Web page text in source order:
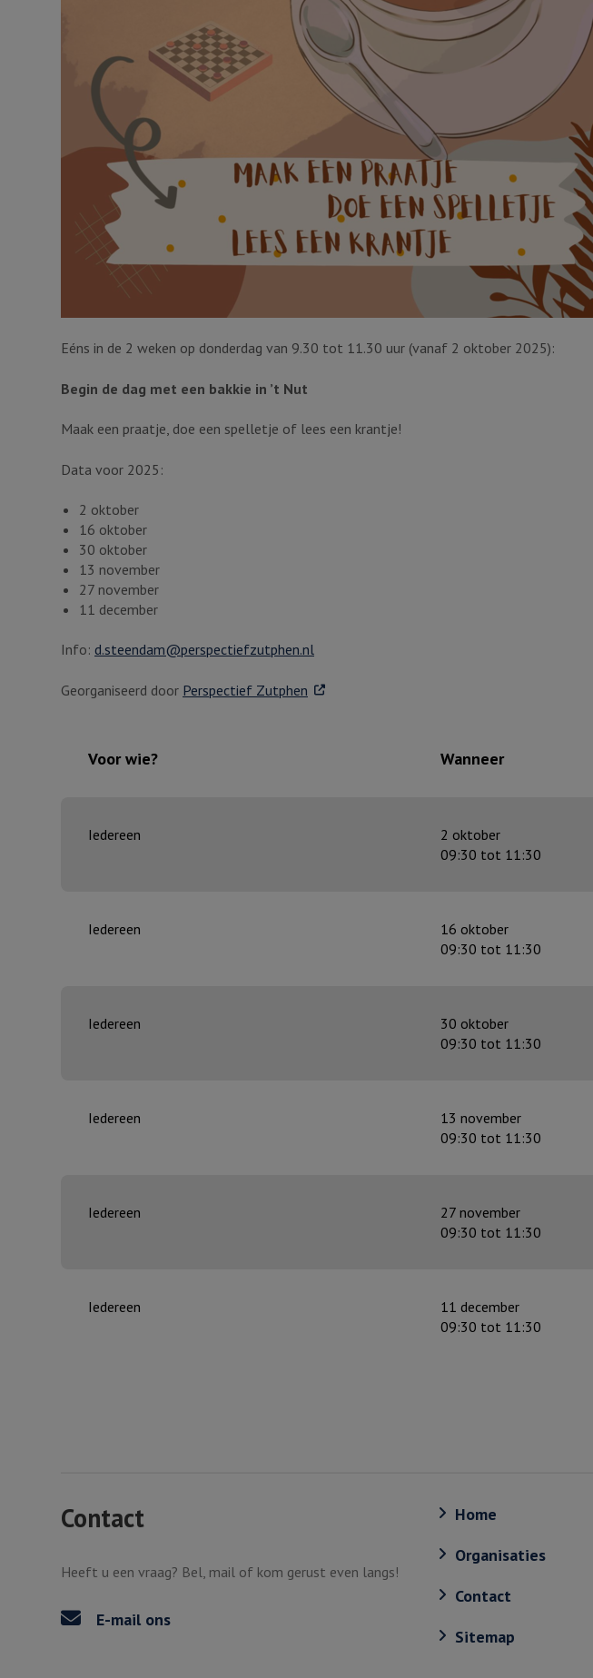
Eéns in de 2 weken op donderdag van 9.30 tot 11.30 uur (vanaf 2 oktober 2025):
Begin de dag met een bakkie in ’t Nut
Maak een praatje, doe een spelletje of lees een krantje!
Data voor 2025:
2 oktober
16 oktober
30 oktober
13 november
27 november
11 december
Info: d.steendam@perspectiefzutphen.nl
Georganiseerd door Perspectief Zutphen . Externe link
Voor wie? Wanneer
Iedereen
2 oktober
09:30 tot 11:30
Iedereen
16 oktober
09:30 tot 11:30
Iedereen
30 oktober
09:30 tot 11:30
Iedereen
13 november
09:30 tot 11:30
Iedereen
27 november
09:30 tot 11:30
Iedereen
11 december
09:30 tot 11:30
Contact
Heeft u een vraag? Bel, mail of kom gerust even langs!
E-mail ons
Home
Organisaties
Contact
Sitemap